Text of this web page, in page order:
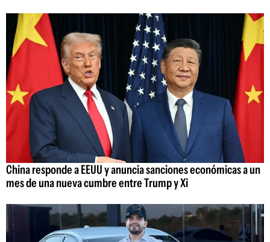
China responde a EEUU y anuncia sanciones económicas a un
mes de una nueva cumbre entre Trump y Xi